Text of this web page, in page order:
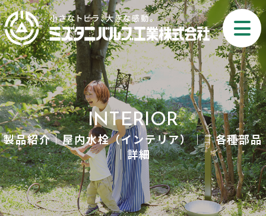
INTERIOR
製品紹介｜屋内水栓（インテリア）｜｜各種部品
｜詳細